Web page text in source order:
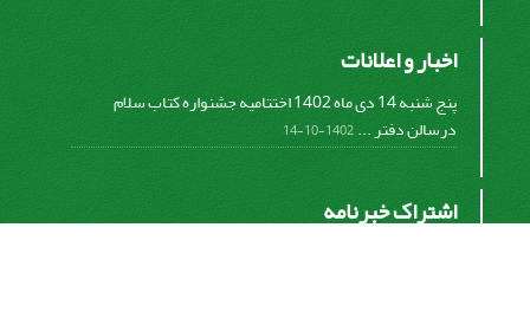
اخبار و اعلانات
پنج شنبه 14 دی ماه 1402 اختتامیه جشنواره کتاب سلام
درسالن دفتر ...1402-10-14
اشتراک خبرنامه